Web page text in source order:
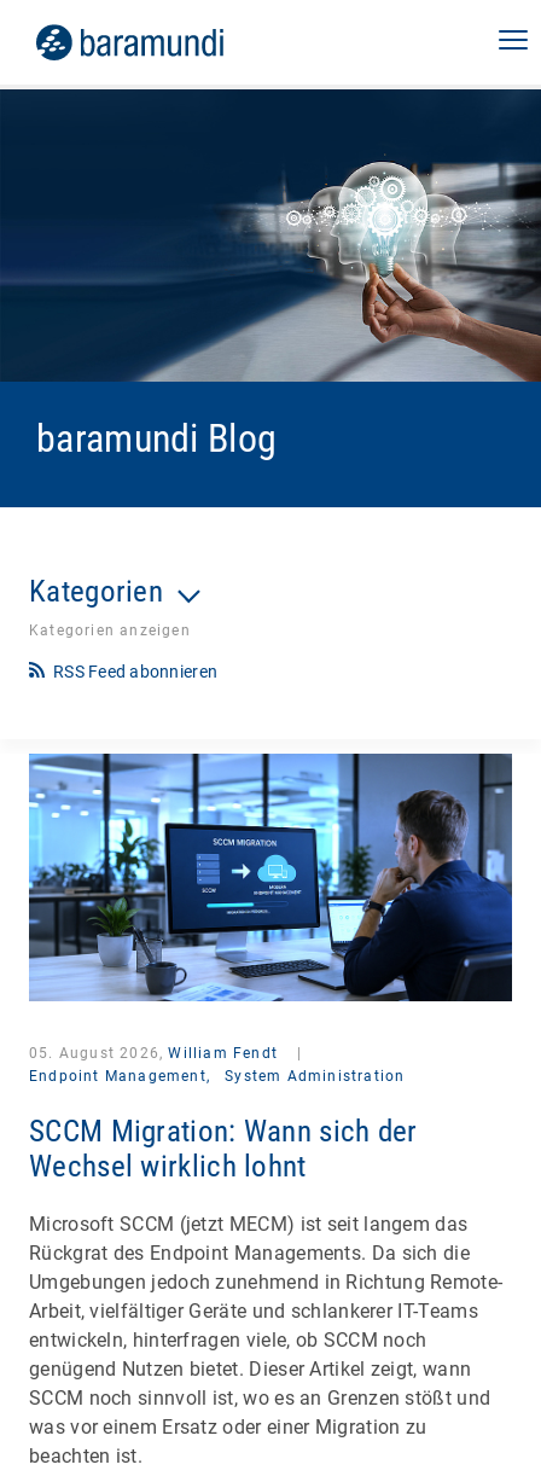
baramundi Blog
Kategorien
Kategorien anzeigen
RSS Feed abonnieren
05. August 2026,William Fendt
Endpoint Management,
System Administration
SCCM Migration: Wann sich der
Wechsel wirklich lohnt
Microsoft SCCM (jetzt MECM) ist seit langem das
Rückgrat des Endpoint Managements. Da sich die
Umgebungen jedoch zunehmend in Richtung Remote-
Arbeit, vielfältiger Geräte und schlankerer IT-Teams
entwickeln, hinterfragen viele, ob SCCM noch
genügend Nutzen bietet. Dieser Artikel zeigt, wann
SCCM noch sinnvoll ist, wo es an Grenzen stößt und
was vor einem Ersatz oder einer Migration zu
beachten ist.